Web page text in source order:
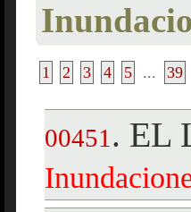
1 2 3 4 5 ... 39
00451 . EL